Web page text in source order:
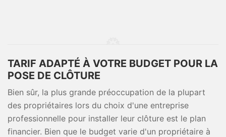
TARIF ADAPTÉ À VOTRE BUDGET POUR LA
POSE DE CLÔTURE
Bien sûr, la plus grande préoccupation de la plupart
des propriétaires lors du choix d'une entreprise
professionnelle pour installer leur clôture est le plan
financier. Bien que le budget varie d'un propriétaire à